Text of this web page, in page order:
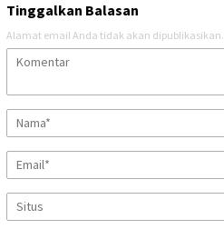
Tinggalkan Balasan
Alamat email Anda tidak akan dipublikasikan.